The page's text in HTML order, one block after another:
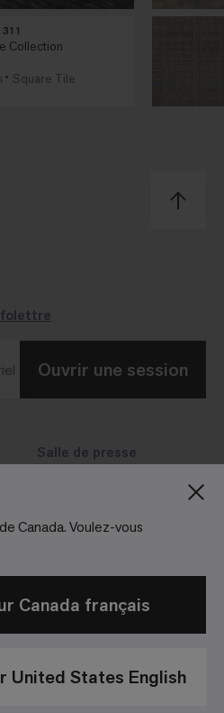
Canada. Voulez-vous
Canada français
United States English
Collection
Square Tile
Salle de presse
Lignes directrices
Ouvrir une session
Avis de non-